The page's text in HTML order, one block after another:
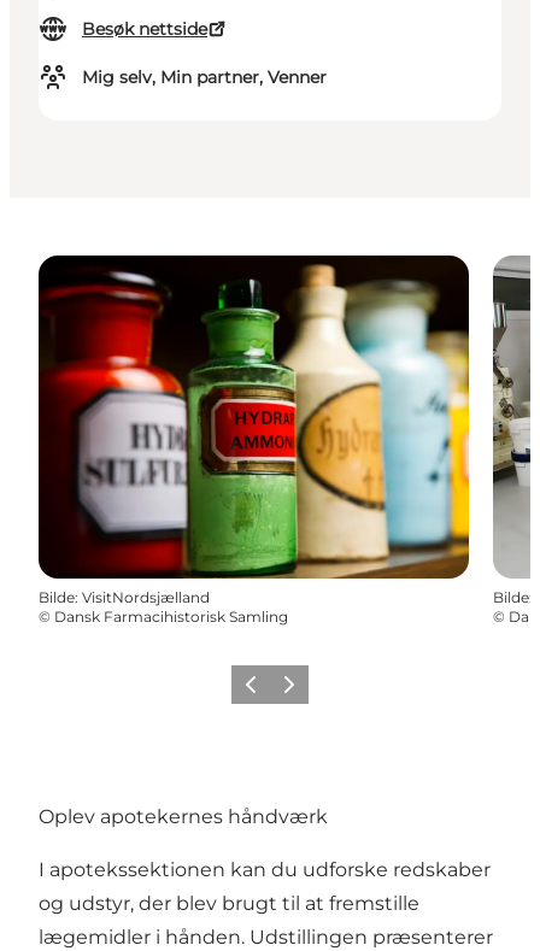
Besøk nettside
Mig selv, Min partner, Venner
Bilde: VisitNordsjælland
© Dansk Farmacihistorisk Samling
Bilde:
©
ForrigeNeste
Oplev apotekernes håndværk
I apotekssektionen kan du udforske redskaber
og udstyr, der blev brugt til at fremstille
lægemidler i hånden. Udstillingen præsenterer